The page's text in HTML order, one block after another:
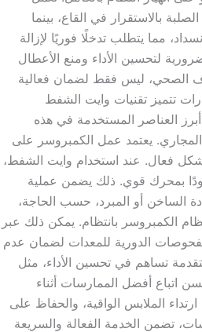
بالاستقرار في القاع، بينما
مما يتطلب تدخلًا فوريًا لإزالة
لتحسين الأداء ومنع الأعطال
الصحي، ليس فقط لضمان فعالية
تتميز تقنيات وايت الشفط
العناصر المستخدمة في هذه
يعتمد عمل الكمبروسر على
فعال. عند استخدام وايت الشفط،
بمحرك قوي. ذلك يضمن عملية
أو المبرد، حسب الحاجة،
الكمبروسر بانتظام. يمكن ذلك عبر
الدورية للمعدات لضمان عدم
تساهم في تحسين الأداء، مثل
اتباع أفضل الممارسات أثناء
الملابس الواقية، والحفاظ على
تضمن الخدمة الفعالة والسريعة